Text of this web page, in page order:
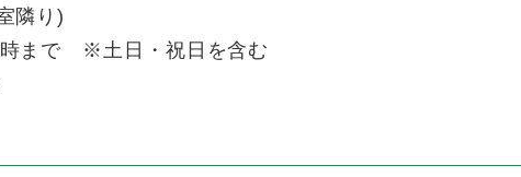
隣り)
まで ※土日・祝日を含む